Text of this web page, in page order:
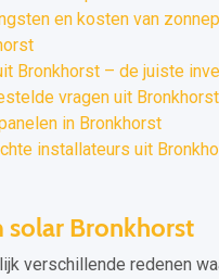
en kosten van
Bronkhorst – de juiste
vragen uit Bronkhorst
in Bronkhorst
installateurs uit
solar Bronkhorst
verschillende redenen